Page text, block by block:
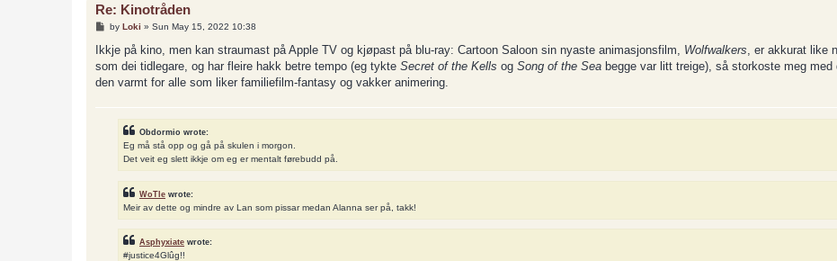
Re: Kinotråden
P
s
by Loki » Sun May 15, 2022 10:38
Ikkje på kino, men kan straumast på Apple TV og kjøpast på blu-ray: Cartoon Saloon sin nyaste animasjonsfilm, Wolfwalkers, er akkurat like
som dei tidlegare, og har fleire hakk betre tempo (eg tykte Secret of the Kells og Song of the Sea begge var litt treige), så storkoste meg med
den varmt for alle som liker familiefilm-fantasy og vakker animering.
Obdormio wrote:
Eg må stå opp og gå på skulen i morgon.
Det veit eg slett ikkje om eg er mentalt førebudd på.
WoTle wrote:
Meir av dette og mindre av Lan som pissar medan Alanna ser på, takk!
Asphyxiate wrote:
#justice4Glûg!!